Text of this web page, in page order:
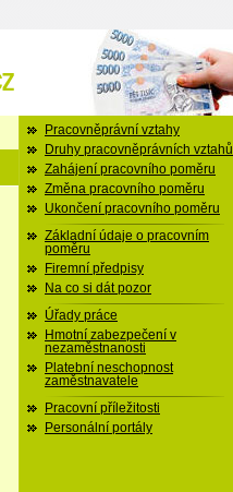
Pracovněprávní vztahy
Druhy pracovněprávních vztahů
Zahájení pracovního poměru
Změna pracovního poměru
Ukončení pracovního poměru
Základní údaje o pracovním
poměru
Firemní předpisy
Na co si dát pozor
Úřady práce
Hmotní zabezpečení v
nezaměstnanosti
Platební neschopnost
zaměstnavatele
Pracovní příležitosti
Personální portály